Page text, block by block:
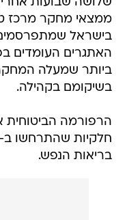
ממצאי מחקר מרכז
בישראל שמתפרסמים
האתגרים העומדים
ביותר שמעלה המחקר
בשיקומם בקהילה.
הרפורמה הביטוחית
בריאות הנפש.